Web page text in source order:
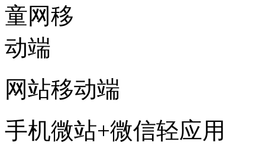
网站移动端
手机微站+微信轻应用